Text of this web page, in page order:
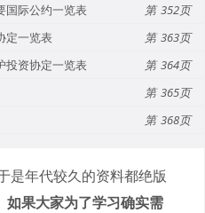
国际公约一览表
352
定一览表
363
投资协定一览表
364
365
368
是年代较久的资料都绝版
如果大家为了学习确实需